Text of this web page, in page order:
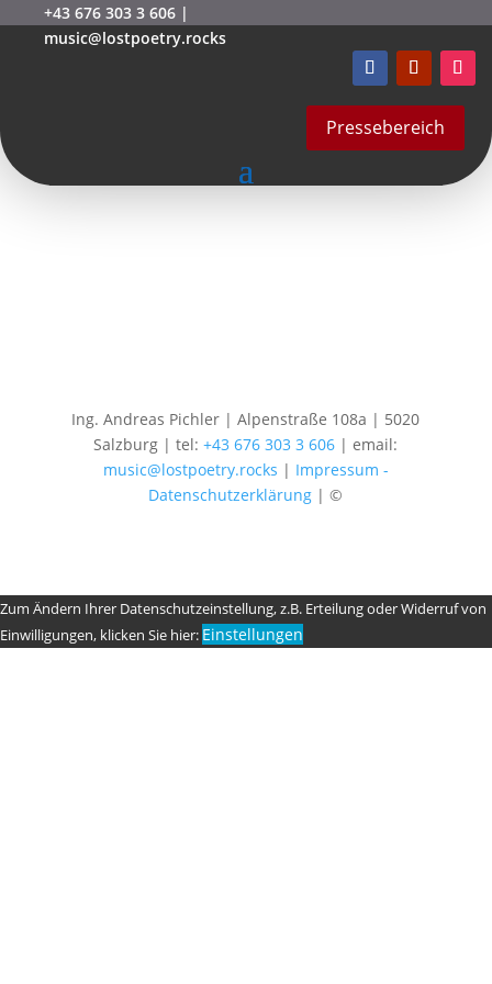
+43 676 303 3 606 |
music@lostpoetry.rocks
Pressebereich
activity_lions_rockhouse6
Ing. Andreas Pichler | Alpenstraße 108a | 5020
Salzburg | tel:+43 676 303 3 606 | email:
music@lostpoetry.rocks | Impressum -
Datenschutzerklärung | ©
Zum Ändern Ihrer Datenschutzeinstellung, z.B. Erteilung oder Widerruf von
Einwilligungen, klicken Sie hier: Einstellungen